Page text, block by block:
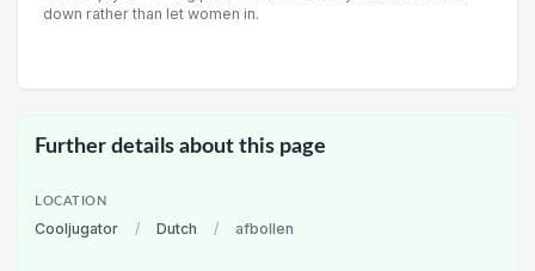
down rather than let women in.
Further details about this page
LOCATION
Cooljugator / Dutch / afbollen